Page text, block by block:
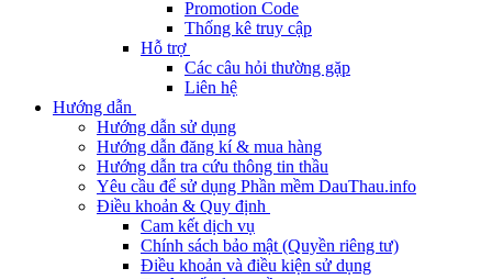
Promotion Code
Thống kê truy cập
Hỗ trợ
Các câu hỏi thường gặp
Liên hệ
Hướng dẫn
Hướng dẫn sử dụng
Hướng dẫn đăng kí & mua hàng
Hướng dẫn tra cứu thông tin thầu
Yêu cầu để sử dụng Phần mềm DauThau.info
Điều khoản & Quy định
Cam kết dịch vụ
Chính sách bảo mật (Quyền riêng tư)
Điều khoản và điều kiện sử dụng